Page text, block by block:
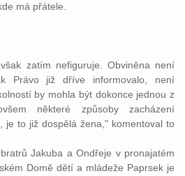
má přátele.
zatím nefiguruje. Obviněna není
Právojiž dříve informovalo, není
by mohla být dokonce jednou z
některé způsoby zacházení
je to již dospělá žena," komentoval to
Jakuba a Ondřeje v pronajatém
Domě dětí a mládeže Paprsek je